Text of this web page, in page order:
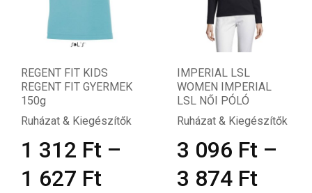
REGENT FIT KIDS
REGENT FIT GYERMEK
150g
Ruházat & Kiegészítők
1 312 Ft –
1 627 Ft
IMPERIAL LSL
WOMEN IMPERIAL
LSL NŐI PÓLÓ
Ruházat & Kiegészítők
3 096 Ft –
3 874 Ft